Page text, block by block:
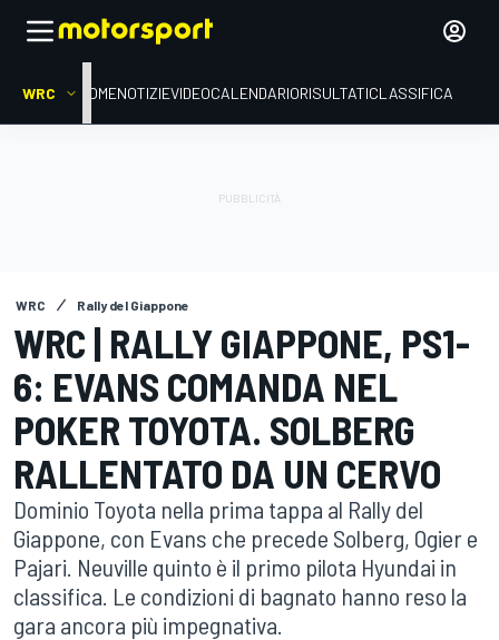
WRC HOMENOTIZIEVIDEOCALENDARIORISULTATICLASSIFICA
WRC Rally del Giappone
WRC | RALLY GIAPPONE, PS1-
6: EVANS COMANDA NEL
POKER TOYOTA. SOLBERG
RALLENTATO DA UN CERVO
Dominio Toyota nella prima tappa al Rally del
Giappone, con Evans che precede Solberg, Ogier e
Pajari. Neuville quinto è il primo pilota Hyundai in
classifica. Le condizioni di bagnato hanno reso la
gara ancora più impegnativa.